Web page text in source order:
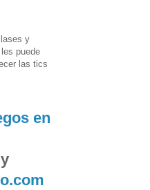
y
puede
las tics
en